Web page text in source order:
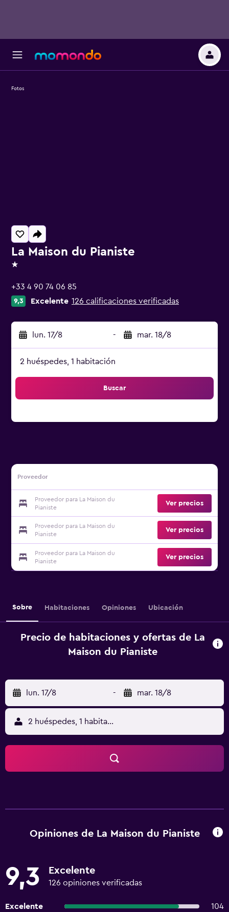
La Maison du Pianiste
1 estrella
+33 4 90 74 06 85
9,3 Excelente 126 calificaciones verificadas
lun. 17/8 - mar. 18/8
2 huéspedes, 1 habitación
Buscar
Proveedor
Proveedor para La Maison du
Pianiste
Ver precios
Proveedor para La Maison du
Pianiste
Ver precios
Proveedor para La Maison du
Pianiste
Ver precios
Fotos
Sobre Habitaciones Opiniones Ubicación
Precio de habitaciones y ofertas de La
Maison du Pianiste
lun. 17/8 - mar. 18/8
2 huéspedes, 1 habitación
Opiniones de La Maison du Pianiste
9,3 Excelente
126 opiniones verificadas
Excelente
104